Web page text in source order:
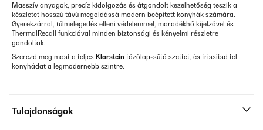
Masszív anyagok, precíz kidolgozás és átgondolt kezelhetőség teszik a
készletet hosszú távú megoldássá modern beépített konyhák számára.
Gyerekzárral, túlmelegedés elleni védelemmel, maradékhő kijelzővel és
ThermalRecall funkcióval minden biztonsági és kényelmi részletre
gondoltak.
Szerezd meg most a teljes Klarstein főzőlap-sütő szettet, és frissítsd fel
konyhádat a legmodernebb szintre.
Tulajdonságok